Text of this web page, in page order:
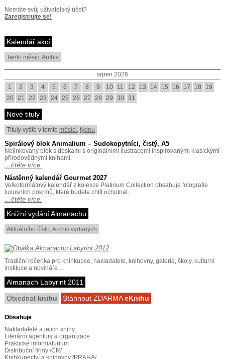
Nemáte svůj uživatelský účet?
Zaregistrujte se!
Kalendář akcí
Tento měsíc,Archiv
srpen 2026
1
2 3 4 5 6 7 8 9 10 11 12 13 14 15 16 17 18
19
20 21 22 23 24 25 26 27 28 29 30 31
Nové tituly
Tituly vyšlé v tomto měsíci, týdnu
Spirálový blok Animalium – Sudokopytníci, čistý, A5
Nelinkovaný blok s deskami s originálními ilustracemi inspirovanými klasickými
přírodovědnými knihami.
…čtěte více.
Nástěnný kalendář Gourmet 2027
Velkoformátový kalendář z kolekce Platinum Collection obsahuje fotografie
luxusních pokrmů, které budete chtít ochutnat.
…čtěte více.
Knižní vydání Almanachu
Aktuálního číslo,Archiv vydaných
Tradiční ročenka pro knihkupce, nakladatele, knihovny, galerie, školy, kulturní
instituce a novináře…
Almanach Labyrint 2011
Objednat knihu Stáhnout ZDARMAeKnihu
Obsahuje
Nakladatelé a jejich knihy
Literární agentury a organizace
Praktické informaturium
Distribuční firmy /ČR/
Knihkupectví a knihovny /PRAHA/